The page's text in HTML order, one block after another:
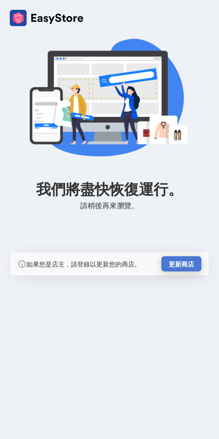
我們將盡快恢復運行。
請稍後再來瀏覽。
如果您是店主，請登錄以更新您的商店。 更新商店